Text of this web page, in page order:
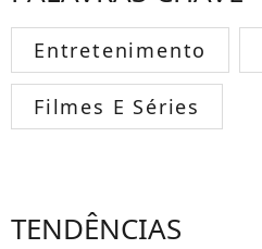
Entretenimento
Filmes E Séries
TENDÊNCIAS